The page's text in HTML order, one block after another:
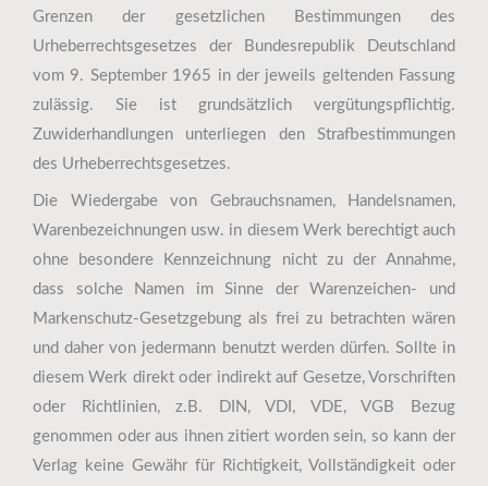
Grenzen der gesetzlichen Bestimmungen des
Urheberrechtsgesetzes der Bundesrepublik Deutschland
vom 9. September 1965 in der jeweils geltenden Fassung
zulässig. Sie ist grundsätzlich vergütungspflichtig.
Zuwiderhandlungen unterliegen den Strafbestimmungen
des Urheberrechtsgesetzes.
Die Wiedergabe von Gebrauchsnamen, Handelsnamen,
Warenbezeichnungen usw. in diesem Werk berechtigt auch
ohne besondere Kennzeichnung nicht zu der Annahme,
dass solche Namen im Sinne der Warenzeichen- und
Markenschutz-Gesetzgebung als frei zu betrachten wären
und daher von jedermann benutzt werden dürfen. Sollte in
diesem Werk direkt oder indirekt auf Gesetze, Vorschriften
oder Richtlinien, z.B. DIN, VDI, VDE, VGB Bezug
genommen oder aus ihnen zitiert worden sein, so kann der
Verlag keine Gewähr für Richtigkeit, Vollständigkeit oder